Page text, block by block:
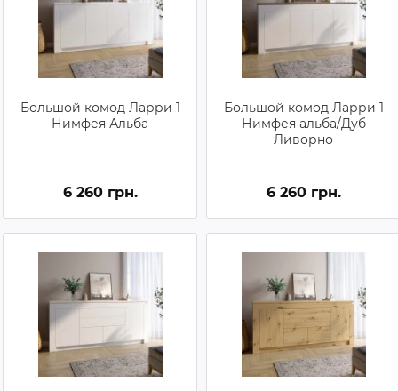
Большой комод Ларри 1
Нимфея Альба
6 260 грн.
Большой комод Ларри 1
Нимфея альба/Дуб
Ливорно
6 260 грн.